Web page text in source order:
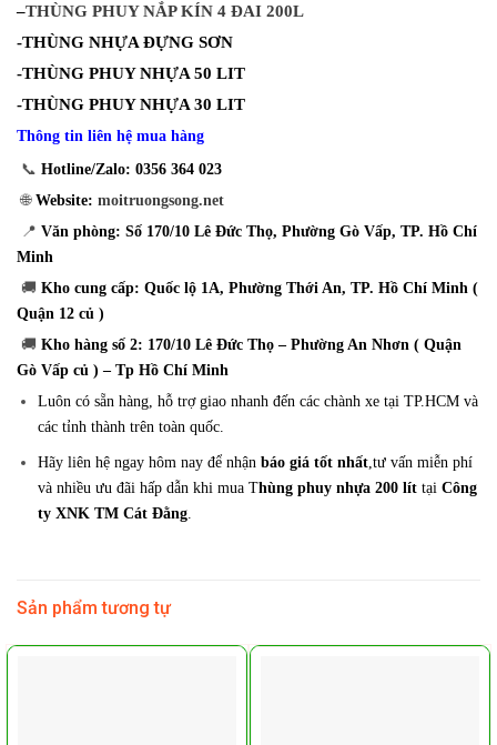
–THÙNG PHUY NẮP KÍN 4 ĐAI 200L
-THÙNG NHỰA ĐỰNG SƠN
-THÙNG PHUY NHỰA 50 LIT
-THÙNG PHUY NHỰA 30 LIT
Thông tin liên hệ mua hàng
📞 Hotline/Zalo: 0356 364 023
🌐 Website: moitruongsong.net
📍 Văn phòng: Số 170/10 Lê Đức Thọ, Phường Gò Vấp, TP. Hồ Chí
Minh
🚚 Kho cung cấp: Quốc lộ 1A, Phường Thới An, TP. Hồ Chí Minh (
Quận 12 củ )
🚚 Kho hàng số 2: 170/10 Lê Đức Thọ – Phường An Nhơn ( Quận
Gò Vấp củ ) – Tp Hồ Chí Minh
Luôn có sẵn hàng, hỗ trợ giao nhanh đến các chành xe tại TP.HCM và
các tỉnh thành trên toàn quốc.
Hãy liên hệ ngay hôm nay để nhận báo giá tốt nhất,tư vấn miễn phí
và nhiều ưu đãi hấp dẫn khi mua Thùng phuy nhựa 200 líttại Công
ty XNK TM Cát Đằng.
Sản phẩm tương tự